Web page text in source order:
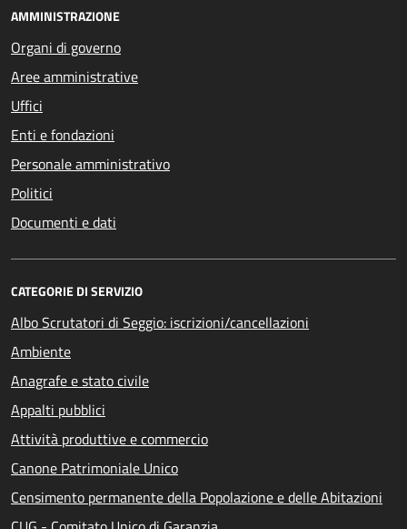
AMMINISTRAZIONE
Organi di governo
Aree amministrative
Uffici
Enti e fondazioni
Personale amministrativo
Politici
Documenti e dati
CATEGORIE DI SERVIZIO
Albo Scrutatori di Seggio: iscrizioni/cancellazioni
Ambiente
Anagrafe e stato civile
Appalti pubblici
Attività produttive e commercio
Canone Patrimoniale Unico
Censimento permanente della Popolazione e delle Abitazioni